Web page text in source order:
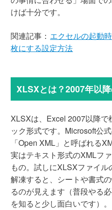
けば十分です。
関連記事： エクセルの起動
枚にする設定方法
XLSXとは？2007年以
XLSXは、Excel 2007以降
ック形式です。Microsoft公
「Open XML」と呼ばれる
実はテキスト形式のXMLフ
もの。試しにXLSXファイ
解凍すると、シートや書式
るのが見えます（普段やる
を知ると少し面白いです）。